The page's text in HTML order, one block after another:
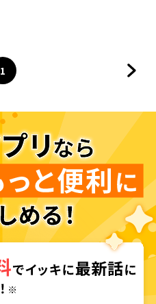
ページ
1
へ